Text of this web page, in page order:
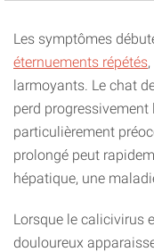
Les symptômes
éternuements répétés
larmoyants. Le chat
perd progressivement
particulièrement
prolongé peut
hépatique, une
Lorsque le calicivirus
douloureux